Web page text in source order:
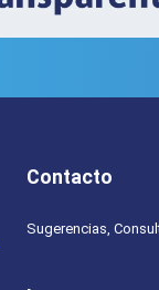
Contacto
Sugerencias,